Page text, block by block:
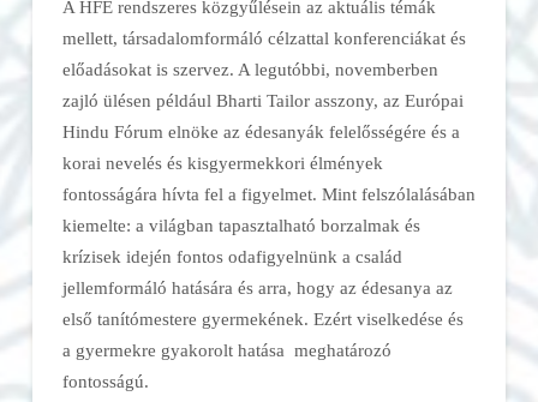
A HFE rendszeres közgyűlésein az aktuális témák
mellett, társadalomformáló célzattal konferenciákat és
előadásokat is szervez. A legutóbbi, novemberben
zajló ülésen például Bharti Tailor asszony, az Európai
Hindu Fórum elnöke az édesanyák felelősségére és a
korai nevelés és kisgyermekkori élmények
fontosságára hívta fel a figyelmet. Mint felszólalásában
kiemelte: a világban tapasztalható borzalmak és
krízisek idején fontos odafigyelnünk a család
jellemformáló hatására és arra, hogy az édesanya az
első tanítómestere gyermekének. Ezért viselkedése és
a gyermekre gyakorolt hatása meghatározó
fontosságú.